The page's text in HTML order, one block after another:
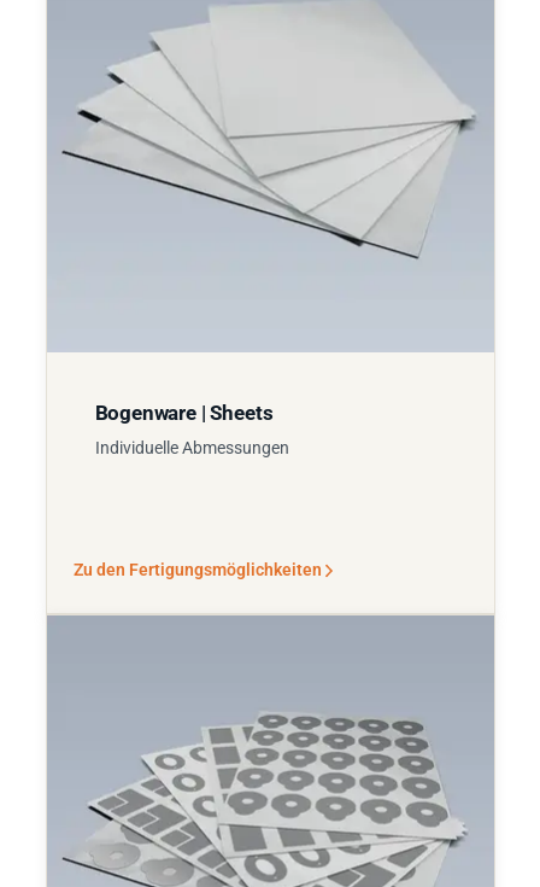
Bogenware | Sheets
Individuelle Abmessungen
Zu den Fertigungsmöglichkeiten